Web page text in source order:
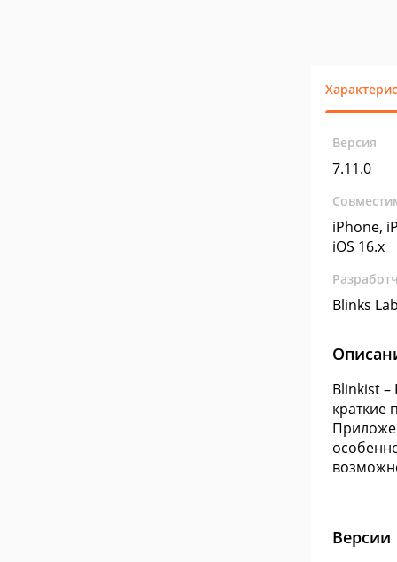
Версия
7.11.0
iPhone,
iOS 16.x
Blinks
Blinkist
краткие
Версии